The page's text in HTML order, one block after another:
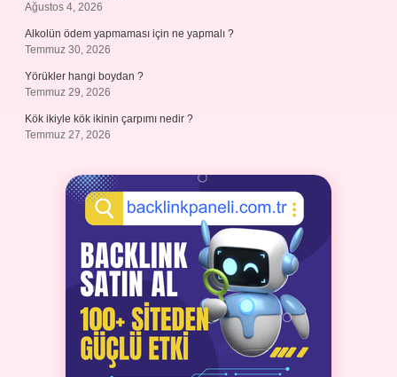
Ağustos 4, 2026
Alkolün ödem yapmaması için ne yapmalı ?
Temmuz 30, 2026
Yörükler hangi boydan ?
Temmuz 29, 2026
Kök ikiyle kök ikinin çarpımı nedir ?
Temmuz 27, 2026